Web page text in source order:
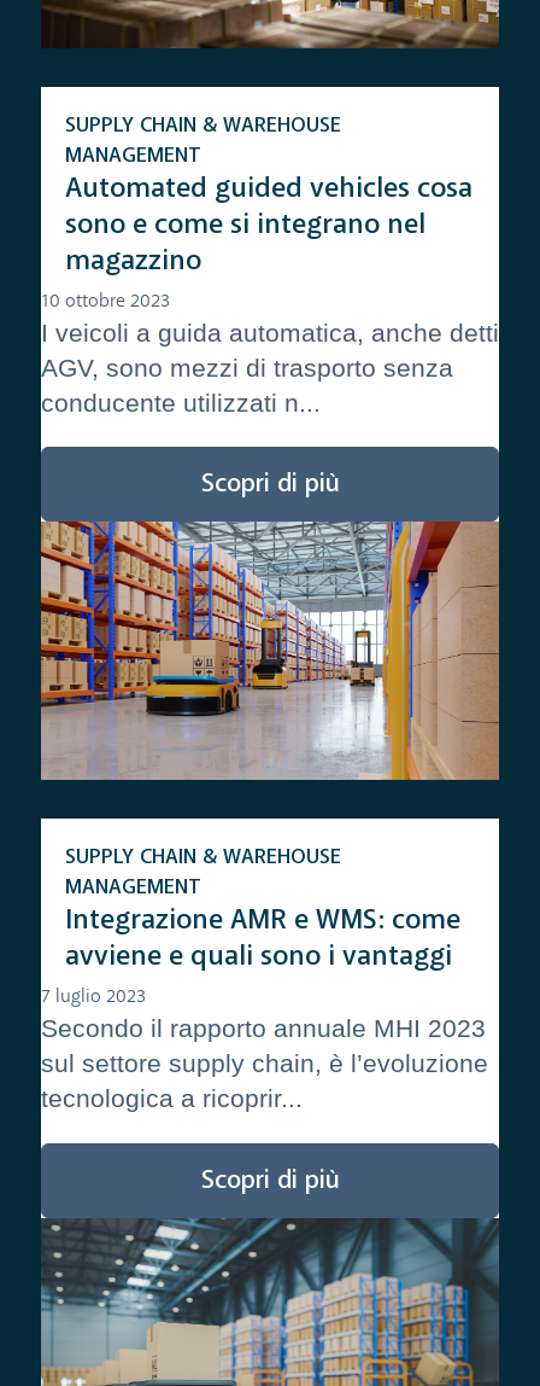
Automated guided vehicles cosa
sono e come si integrano nel
magazzino
SUPPLY CHAIN & WAREHOUSE
MANAGEMENT
10 ottobre 2023
I veicoli a guida automatica, anche detti
AGV, sono mezzi di trasporto senza
conducente utilizzati n...
Scopri di più
Integrazione AMR e WMS: come
avviene e quali sono i vantaggi
SUPPLY CHAIN & WAREHOUSE
MANAGEMENT
7 luglio 2023
Secondo il rapporto annuale MHI 2023
sul settore supply chain, è l’evoluzione
tecnologica a ricoprir...
Scopri di più